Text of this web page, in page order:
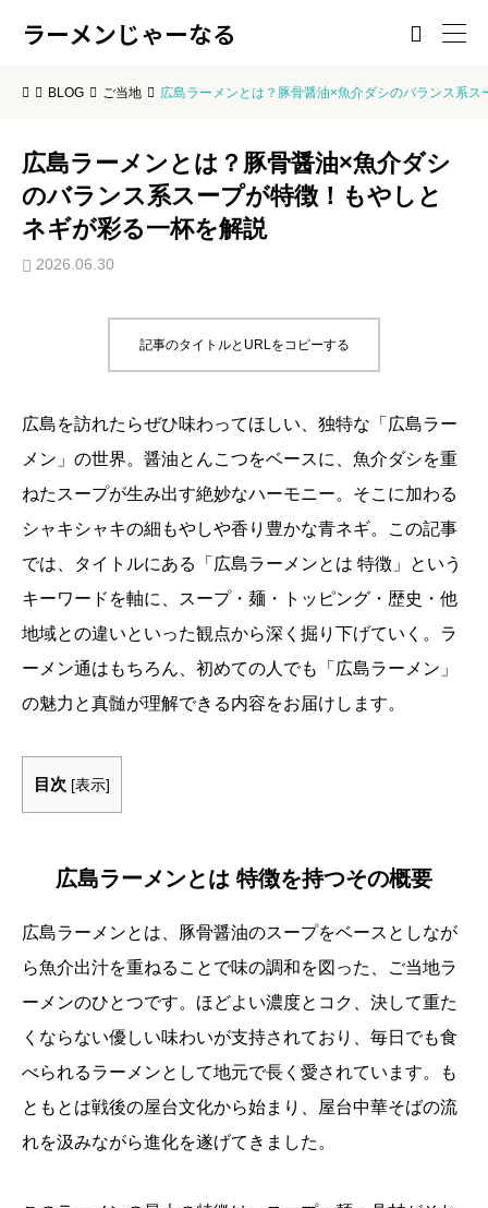
ラーメンじゃーなる 
BLOG ご当地 広島ラーメンとは？豚骨醤油×魚介ダシのバランス系
広島ラーメンとは？豚骨醤油×魚介ダシ
のバランス系スープが特徴！もやしと
ネギが彩る一杯を解説
2026.06.30
記事のタイトルとURLをコピーする
広島を訪れたらぜひ味わってほしい、独特な「広島ラー
メン」の世界。醤油とんこつをベースに、魚介ダシを重
ねたスープが生み出す絶妙なハーモニー。そこに加わる
シャキシャキの細もやしや香り豊かな青ネギ。この記事
では、タイトルにある「広島ラーメンとは 特徴」という
キーワードを軸に、スープ・麺・トッピング・歴史・他
地域との違いといった観点から深く掘り下げていく。ラ
ーメン通はもちろん、初めての人でも「広島ラーメン」
の魅力と真髄が理解できる内容をお届けします。
目次 [表示]
広島ラーメンとは 特徴を持つその概要
広島ラーメンとは、豚骨醤油のスープをベースとしなが
ら魚介出汁を重ねることで味の調和を図った、ご当地ラ
ーメンのひとつです。ほどよい濃度とコク、決して重た
くならない優しい味わいが支持されており、毎日でも食
べられるラーメンとして地元で長く愛されています。も
ともとは戦後の屋台文化から始まり、屋台中華そばの流
れを汲みながら進化を遂げてきました。